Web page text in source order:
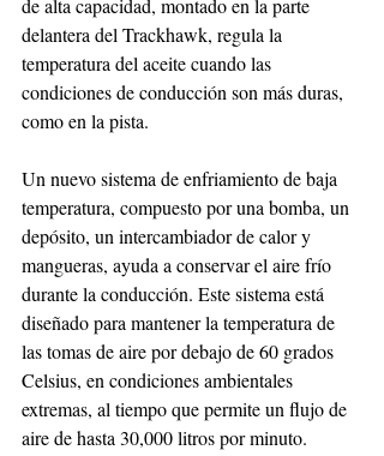
de alta capacidad, montado en la parte
delantera del Trackhawk, regula la
temperatura del aceite cuando las
condiciones de conducción son más duras,
como en la pista.
Un nuevo sistema de enfriamiento de baja
temperatura, compuesto por una bomba, un
depósito, un intercambiador de calor y
mangueras, ayuda a conservar el aire frío
durante la conducción. Este sistema está
diseñado para mantener la temperatura de
las tomas de aire por debajo de 60 grados
Celsius, en condiciones ambientales
extremas, al tiempo que permite un flujo de
aire de hasta 30,000 litros por minuto.